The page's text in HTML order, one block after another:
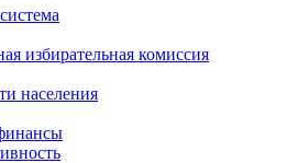
избирательная комиссия
населения